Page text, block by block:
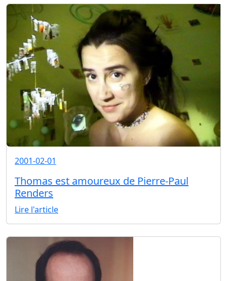
2001-02-01
Thomas est amoureux de Pierre-Paul
Renders
Lire l'article